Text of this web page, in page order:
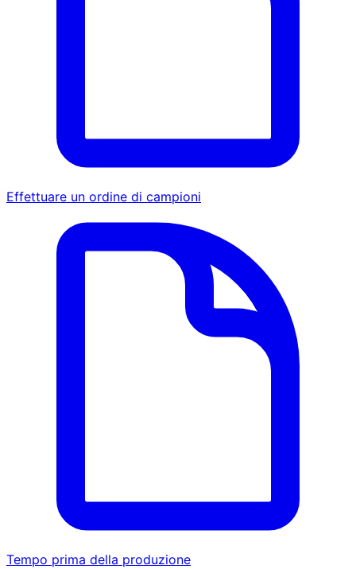
Effettuare un ordine di campioni
Tempo prima della produzione